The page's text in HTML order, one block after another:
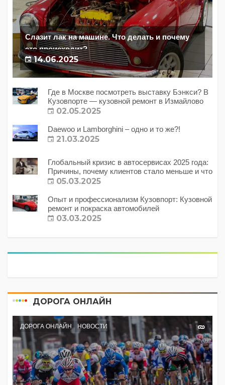
Слазит лак на машине. Что делать и почему
это происходит?
14.06.2025
Где в Москве посмотреть выставку Бэнкси? В
Кузовпорте — кузовной ремонт в Измайлово
02.05.2025
Daewoo и Lamborghini – одно и то же?!
21.03.2025
Глобальный кризис в автосервисах 2025 года:
Причины, почему клиентов стало меньше и что
с этим делать?
05.03.2025
Опыт и профессионализм Кузовпорт: Кузовной
ремонт и покраска автомобилей
03.03.2025
ДОРОГА ОНЛАЙН
ДОРОГА ОНЛАЙН НОВОСТИ